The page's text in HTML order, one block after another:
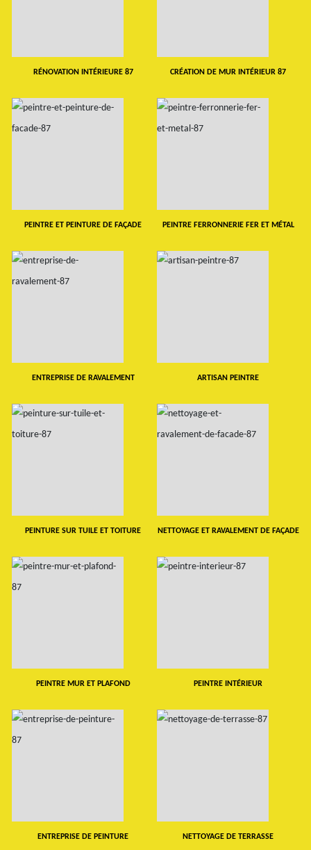
RÉNOVATION INTÉRIEURE 87 CRÉATION DE MUR INTÉRIEUR 87
PEINTRE ET PEINTURE DE FAÇADE PEINTRE FERRONNERIE FER ET MÉTAL
ENTREPRISE DE RAVALEMENT ARTISAN PEINTRE
PEINTURE SUR TUILE ET TOITURE NETTOYAGE ET RAVALEMENT DE FAÇADE
PEINTRE MUR ET PLAFOND PEINTRE INTÉRIEUR
ENTREPRISE DE PEINTURE NETTOYAGE DE TERRASSE